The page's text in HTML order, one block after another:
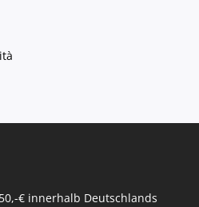
€ innerhalb Deutschlands